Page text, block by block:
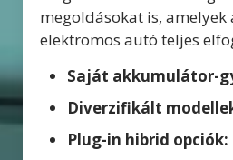
megoldásokat is,
elektromos autó teljes
Saját akkumulátor-
Diverzifikált
Plug-in hibrid opciók: